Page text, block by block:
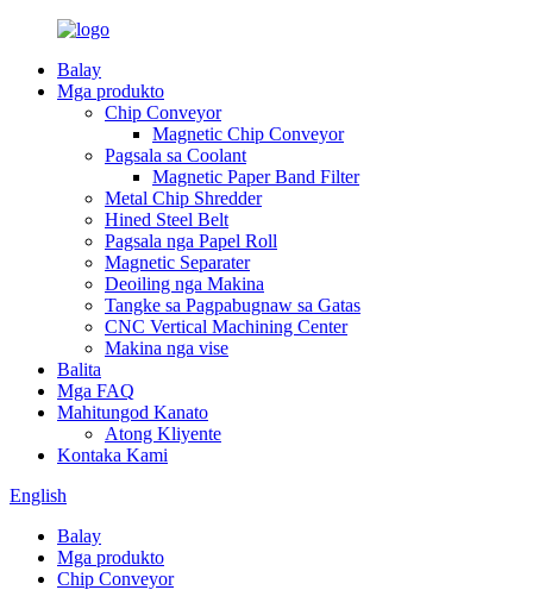
Balay
Mga produkto
Chip Conveyor
Magnetic Chip Conveyor
Pagsala sa Coolant
Magnetic Paper Band Filter
Metal Chip Shredder
Hined Steel Belt
Pagsala nga Papel Roll
Magnetic Separater
Deoiling nga Makina
Tangke sa Pagpabugnaw sa Gatas
CNC Vertical Machining Center
Makina nga vise
Balita
Mga FAQ
Mahitungod Kanato
Atong Kliyente
Kontaka Kami
English
Balay
Mga produkto
Chip Conveyor